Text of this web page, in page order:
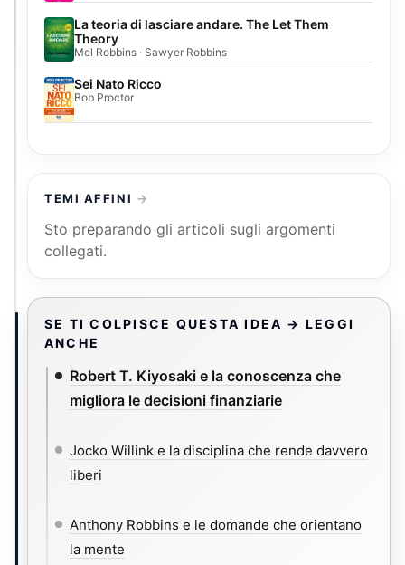
La teoria di lasciare andare. The Let Them
Theory
Mel Robbins · Sawyer Robbins
Sei Nato Ricco
Bob Proctor
TEMI AFFINI
Sto preparando gli articoli sugli argomenti
collegati.
SE TI COLPISCE QUESTA IDEA → LEGGI
ANCHE
Robert T. Kiyosaki e la conoscenza che
migliora le decisioni finanziarie
Jocko Willink e la disciplina che rende davvero
liberi
Anthony Robbins e le domande che orientano
la mente